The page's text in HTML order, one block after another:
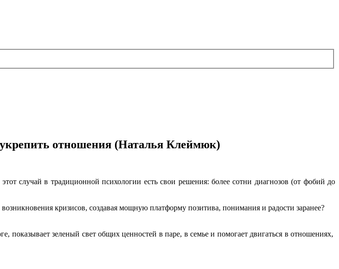
отношения (Наталья Клеймюк)
случай в традиционной психологии есть свои решения: более сотни диагнозов (от фобий до
кризисов, создавая мощную платформу позитива, понимания и радости заранее?
показывает зеленый свет общих ценностей в паре, в семье и помогает двигаться в отношениях,